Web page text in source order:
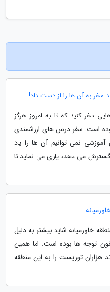
سفر به آن ها را از دست داد!
سفر کنید که تا به امروز هرگز
است. سفر درس های ارزشمندی
نمی توانیم آن ها را یاد
گسترش می دهد، یاری می نماید تا
خاورمیانه شاید بیشتر به دلیل
توجه ها بوده است. اما همین
هزاران توریست را به این منطقه